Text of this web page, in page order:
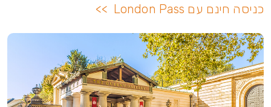
כניסה חינם עם London Pass >>